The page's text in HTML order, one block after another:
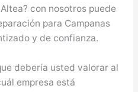
con nosotros puede
para Campanas
y de confianza.
debería usted valorar al
empresa está